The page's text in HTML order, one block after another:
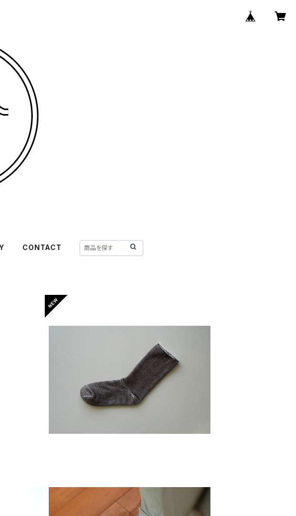
CONTACT
ソックス
【Mサイズ】 シルクコットンホームソックス /
NISHIGUCHI KUTSUSHITA
¥2,420